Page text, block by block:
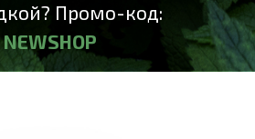
Промо-код:
NEWSHOP